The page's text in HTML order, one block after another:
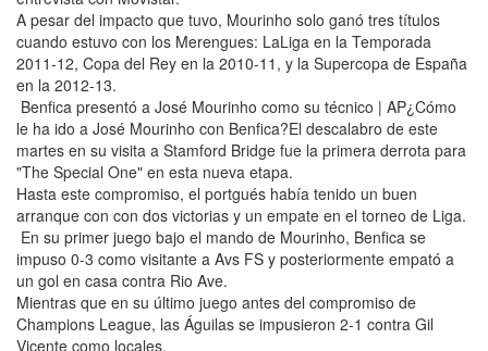
A pesar del impacto que tuvo, Mourinho solo ganó tres títulos
cuando estuvo con los Merengues: LaLiga en la Temporada
2011-12, Copa del Rey en la 2010-11, y la Supercopa de España
en la 2012-13.
Benfica presentó a José Mourinho como su técnico | AP¿Cómo
le ha ido a José Mourinho con Benfica?El descalabro de este
martes en su visita a Stamford Bridge fue la primera derrota para
"The Special One" en esta nueva etapa.
Hasta este compromiso, el portgués había tenido un buen
arranque con con dos victorias y un empate en el torneo de Liga.
En su primer juego bajo el mando de Mourinho, Benfica se
impuso 0-3 como visitante a Avs FS y posteriormente empató a
un gol en casa contra Rio Ave.
Mientras que en su último juego antes del compromiso de
Champions League, las Águilas se impusieron 2-1 contra Gil
Vicente como locales.